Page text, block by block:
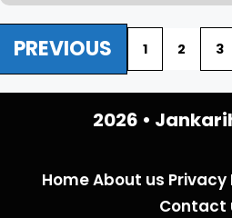
PREVIOUS 1 2 3
2026 •
HomeAbout us Privacy
Contact